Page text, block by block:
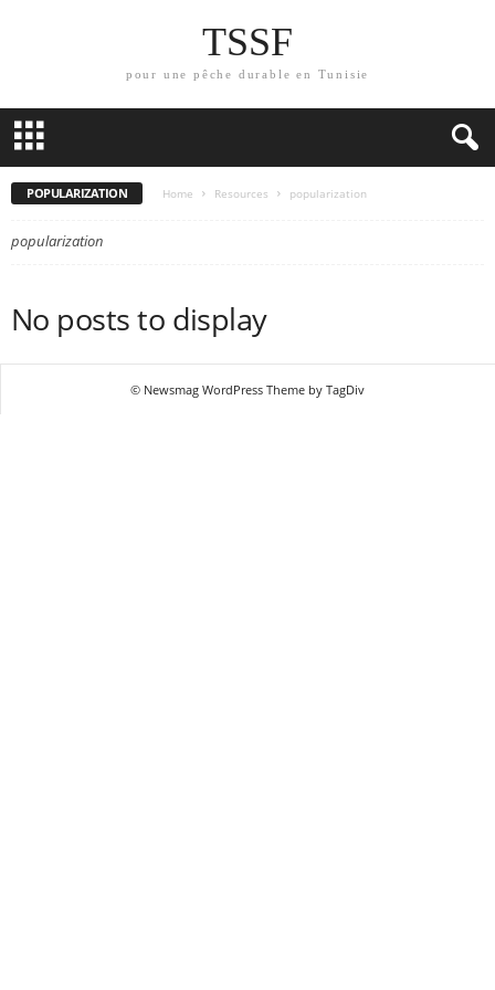
TSSF
pour une pêche durable en Tunisie
POPULARIZATION Home Resources popularization
popularization
No posts to display
© Newsmag WordPress Theme by TagDiv